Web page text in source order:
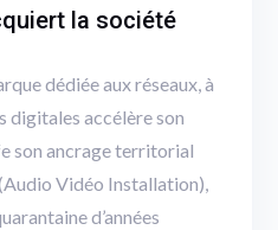
la société
dédiée aux réseaux, à
digitales accélère son
son ancrage territorial
Vidéo Installation),
d’années